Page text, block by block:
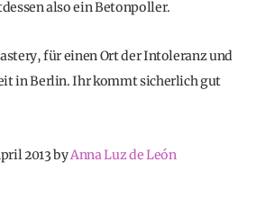
also ein Betonpoller.
für einen Ort der Intoleranz und
in Berlin. Ihr kommt sicherlich gut
2013 byAnna Luz de León